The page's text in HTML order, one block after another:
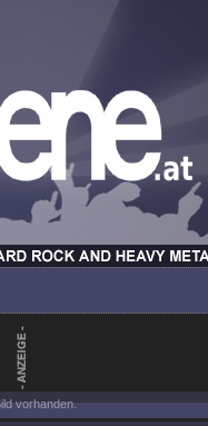
vorhanden.